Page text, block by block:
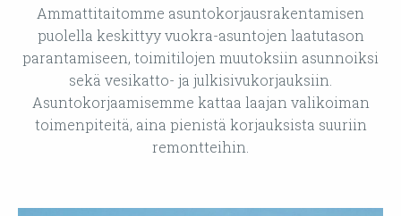
Ammattitaitomme asuntokorjausrakentamisen
puolella keskittyy vuokra-asuntojen laatutason
parantamiseen, toimitilojen muutoksiin asunnoiksi
sekä vesikatto- ja julkisivukorjauksiin.
Asuntokorjaamisemme kattaa laajan valikoiman
toimenpiteitä, aina pienistä korjauksista suuriin
remontteihin.